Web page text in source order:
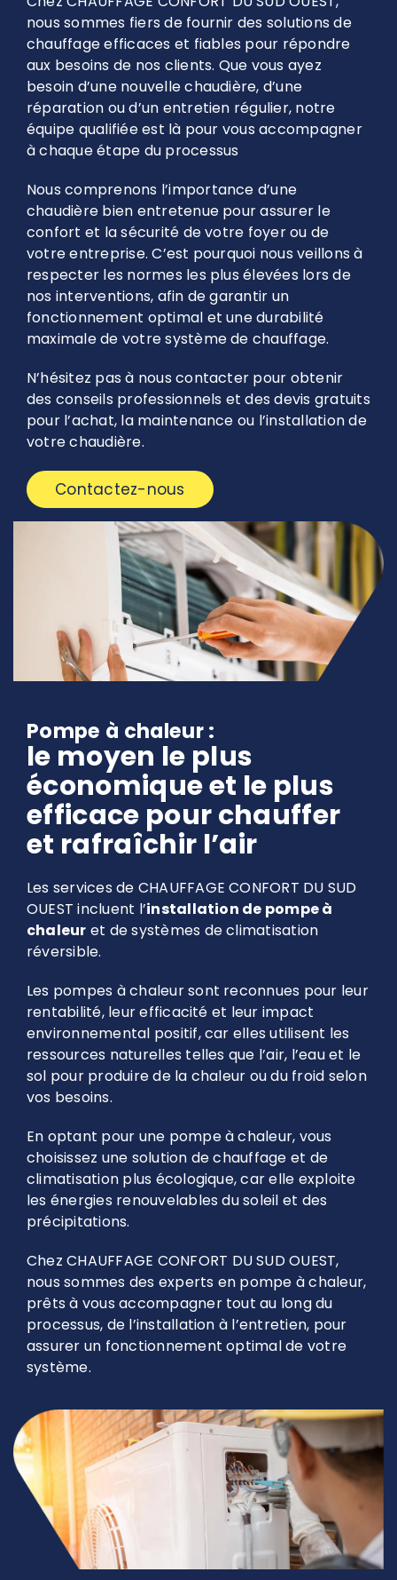
nous sommes fiers de fournir des solutions de
chauffage efficaces et fiables pour répondre
aux besoins de nos clients. Que vous ayez
besoin d’une nouvelle chaudière, d’une
réparation ou d’un entretien régulier, notre
équipe qualifiée est là pour vous accompagner
à chaque étape du processus
Nous comprenons l’importance d’une
chaudière bien entretenue pour assurer le
confort et la sécurité de votre foyer ou de
votre entreprise. C’est pourquoi nous veillons à
respecter les normes les plus élevées lors de
nos interventions, afin de garantir un
fonctionnement optimal et une durabilité
maximale de votre système de chauffage.
N’hésitez pas à nous contacter pour obtenir
des conseils professionnels et des devis gratuits
pour l’achat, la maintenance ou l’installation de
votre chaudière.
Contactez-nous
Pompe à chaleur :
le moyen le plus
économique et le plus
efficace pour chauffer
et rafraîchir l’air
Les services de CHAUFFAGE CONFORT DU SUD
OUEST incluent l’installation de pompe à
chaleur et de systèmes de climatisation
réversible.
Les pompes à chaleur sont reconnues pour leur
rentabilité, leur efficacité et leur impact
environnemental positif, car elles utilisent les
ressources naturelles telles que l’air, l’eau et le
sol pour produire de la chaleur ou du froid selon
vos besoins.
En optant pour une pompe à chaleur, vous
choisissez une solution de chauffage et de
climatisation plus écologique, car elle exploite
les énergies renouvelables du soleil et des
précipitations.
Chez CHAUFFAGE CONFORT DU SUD OUEST,
nous sommes des experts en pompe à chaleur,
prêts à vous accompagner tout au long du
processus, de l’installation à l’entretien, pour
assurer un fonctionnement optimal de votre
système.